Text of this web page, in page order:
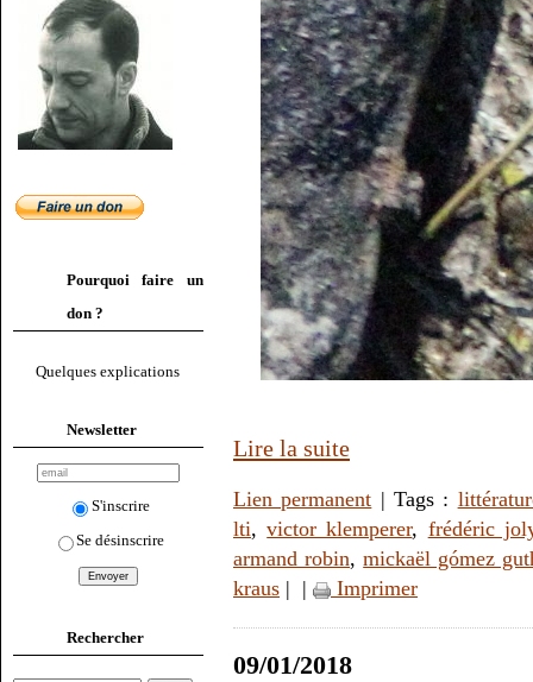
Pourquoi faire un
don ?
Quelques explications
Newsletter
S'inscrire
Se désinscrire
Rechercher
Lire la suite
Lien permanent | Tags :
lti,victor klemperer, frédéric
armand robin,mickaël gómez
kraus | | Imprimer
09/01/2018